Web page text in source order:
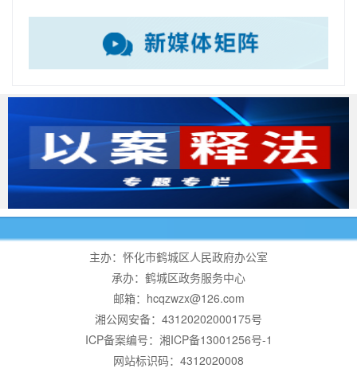
主办：怀化市鹤城区人民政府办公室
承办：鹤城区政务服务中心
邮箱：hcqzwzx@126.com
湘公网安备：43120202000175号
ICP备案编号：湘ICP备13001256号-1
网站标识码：4312020008